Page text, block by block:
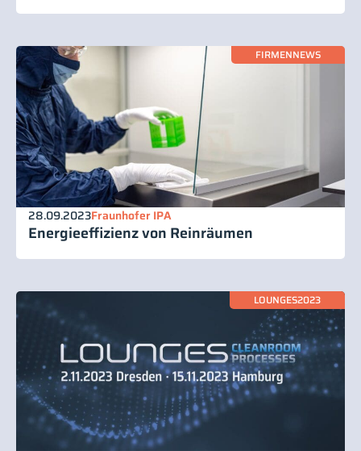
FIRMENNEWS
28.09.2023Fraunhofer IPA
Energieeffizienz von Reinräumen
LOUNGES2023